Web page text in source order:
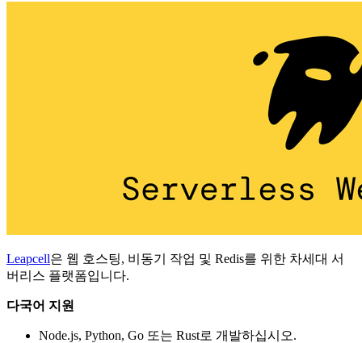
Leapcell은 웹 호스팅, 비동기 작업 및 Redis를 위한 차세대 서
버리스 플랫폼입니다.
다국어 지원
Node.js, Python, Go 또는 Rust로 개발하십시오.